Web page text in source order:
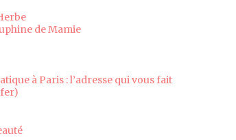
de Mamie
à Paris : l’adresse qui vous fait